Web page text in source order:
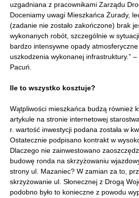
uzgadniana z pracownikami Zarządu
Doceniamy uwagi Mieszkańca Żurady,
(zadanie nie zostało zakończone) brak
wykonanych robót, szczególnie w
bardzo intensywne opady
uszkodzenia wykonanej infrastruktury.” –
Pacuń.
Ile to wszystko kosztuje?
Wątpliwości mieszkańca budzą również
artykule na stronie internetowej
r. wartość inwestycji podana została w
Ostatecznie podpisano kontrakt w
Dlaczego nie zainwestowano
budowę ronda na skrzyżowaniu
strony ul. Mazaniec? W zamian za to,
skrzyżowanie ul. Słonecznej z Drogą
podobno było to konieczne z powodu